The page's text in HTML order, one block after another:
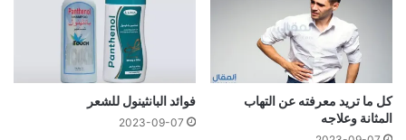
كل ما تريد معرفته عن التهاب
المثانة وعلاجه
فوائد البانثينول للشعر
2023-09-07